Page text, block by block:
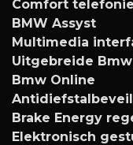
Comfort
BMW Assyst
Multimedia
Uitgebreide
Bmw Online
Brake Energy
Elektronisch